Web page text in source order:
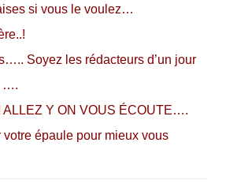
si vous le voulez…
Soyez les rédacteurs d’un jour
….
ALLEZ Y ON VOUS ÉCOUTE….
votre épaule pour mieux vous